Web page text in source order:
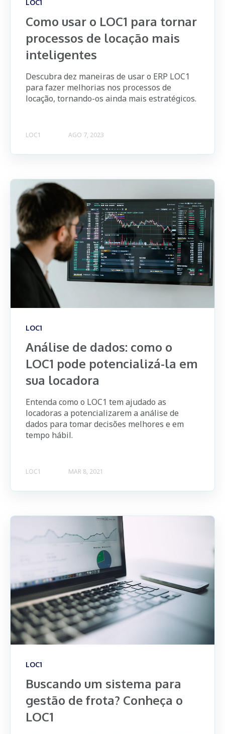
LOC1
Como usar o LOC1 para tornar
processos de locação mais
inteligentes
Descubra dez maneiras de usar o ERP LOC1
para fazer melhorias nos processos de
locação, tornando-os ainda mais estratégicos.
LOC1 AGO 7, 2023
LOC1
Análise de dados: como o
LOC1 pode potencializá-la em
sua locadora
Entenda como o LOC1 tem ajudado as
locadoras a potencializarem a análise de
dados para tomar decisões melhores e em
tempo hábil.
LOC1 MAR 8, 2021
LOC1
Buscando um sistema para
gestão de frota? Conheça o
LOC1